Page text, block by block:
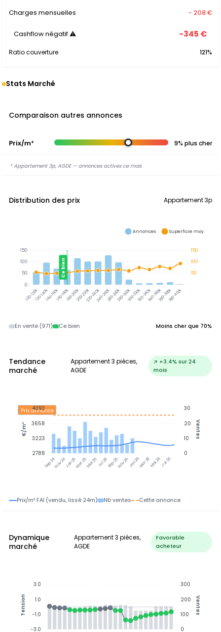
Charges mensuelles
- 208 €
Cashflow négatif ⚠ -345 €
Ratio couverture 121%
Stats Marché
Comparaison autres annonces
Prix/m² 9% plus cher
* Appartement 3p, AGDE — annonces actives ce mois
Distribution des prix Appartement 3p
100-120k120-140k140-160k160-180k180-200k200-220k220-240k240-260k260-280k280-300k300-320k320-340k340-360k360-380k380-400k
Ce bien
150
100
50
150
100
50
0
Annonces Superficie moy.
En vente (971) Ce bien Moins cher que 70%
Tendance
marché
Appartement 3 pièces,
AGDE
↗ +3.4% sur 24
mois
Sep 24Nov 24Jan 25Mar 25Mai 25Jul 25Sep 25Nov 25Jan 26Mar 26Mai 26Jul 26
Prix annonce 30
20
10
0
Ventes
4093
3658
3223
2788
€/m²
Prix/m² FAI (vendu, lissé 24m) Nb ventes Cette annonce
Dynamique
marché
Appartement 3 pièces,
AGDE
Favorable
acheteur
300
200
100
0
Ventes
3.0
1.0
-1.0
-3.0
Tension